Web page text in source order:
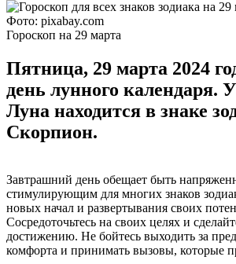
Фото: pixabay.com
Гороскоп на 29 марта
Пятница, 29 марта 2024
день лунного
Луна находится в знаке
Скорпион.
Завтрашний день обещает быть
стимулирующим для многих знаков
новых начал и развертывания своих
Сосредоточьтесь на своих целях и
достижению. Не бойтесь выходить за
комфорта и принимать вызовы, которые